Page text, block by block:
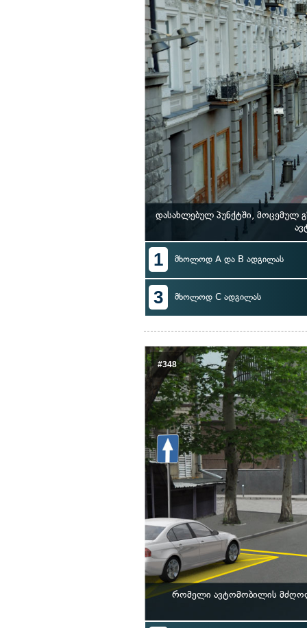
დასახლებულ პუნქტში, მოცემულ
1 მხოლოდ A და B ადგილას
3 მხოლოდ C ადგილას
#348
რომელი ავტომობილის